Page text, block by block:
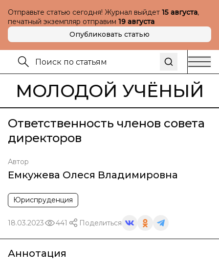
Отправьте статью сегодня! Журнал выйдет 15 августа,
печатный экземпляр отправим 19 августа
Опубликовать статью
МОЛОДОЙ УЧЁНЫЙ
Ответственность членов совета
директоров
Автор
Емкужева Олеся Владимировна
Юриспруденция
18.03.2023 441 Поделиться
Аннотация